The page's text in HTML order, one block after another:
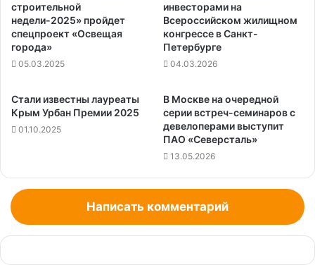
строительной
недели-2025» пройдет
спецпроект «Освещая
города»
05.03.2025
инвесторами на
Всероссийском жилищном
конгрессе в Санкт-
Петербурге
04.03.2026
Стали известны лауреаты
Крым Урбан Премии 2025
01.10.2025
В Москве на очередной
серии встреч-семинаров с
девелоперами выступит
ПАО «Северсталь»
13.05.2026
Написать комментарий